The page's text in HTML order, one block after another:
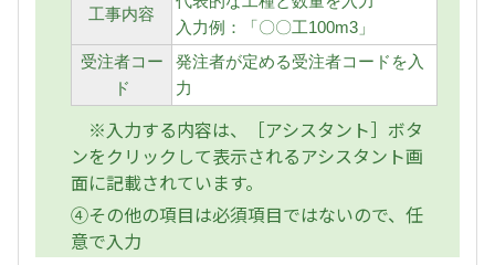
工事内容
入力例：「〇〇工100m3」
受注者コー
ド
発注者が定める受注者コードを入
力
※入力する内容は、［アシスタント］ボタ
ンをクリックして表示されるアシスタント画
面に記載されています。
④その他の項目は必須項目ではないので、任
意で入力